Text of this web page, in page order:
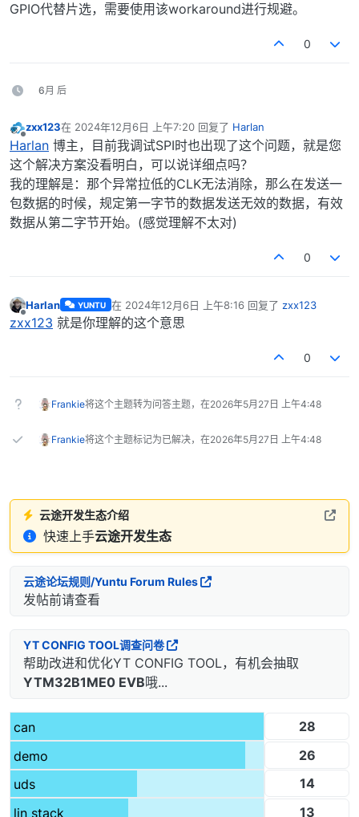
GPIO代替片选，需要使用该workaround进行规避。
0
6月 后
离线
zxx123在 2024年12月6日 上午7:20 回复了 Harlan
最后由 编辑
Harlan 博主，目前我调试SPI时也出现了这个问题，就是您
这个解决方案没看明白，可以说详细点吗？
我的理解是：那个异常拉低的CLK无法消除，那么在发送一
包数据的时候，规定第一字节的数据发送无效的数据，有效
数据从第二字节开始。(感觉理解不太对)
0
离线
Harlan YUNTU 在 2024年12月6日 上午8:16回复了 zxx123
最后由 编辑
zxx123 就是你理解的这个意思
0
Frankie将这个主题转为问答主题，在2026年5月27日 上午4:48
Frankie将这个主题标记为已解决，在2026年5月27日 上午4:48
云途开发生态介绍
快速上手云途开发生态
云途论坛规则/Yuntu Forum Rules
发帖前请查看
YT CONFIG TOOL调查问卷
帮助改进和优化YT CONFIG TOOL，有机会抽取
YTM32B1ME0 EVB哦...
can
28
demo
26
uds
14
lin stack
13